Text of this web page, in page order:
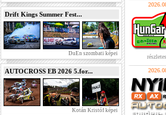
Drift Kings Summer Fest...
DuEn szombati képei
AUTOCROSS EB 2026 5.for...
Kotán Kristóf képei